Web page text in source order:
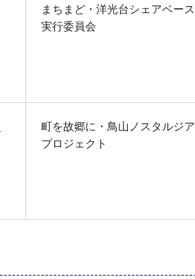
まちまど・洋光台シェアベース
実行委員会
町を故郷に・鳥山ノスタルジア
プロジェクト